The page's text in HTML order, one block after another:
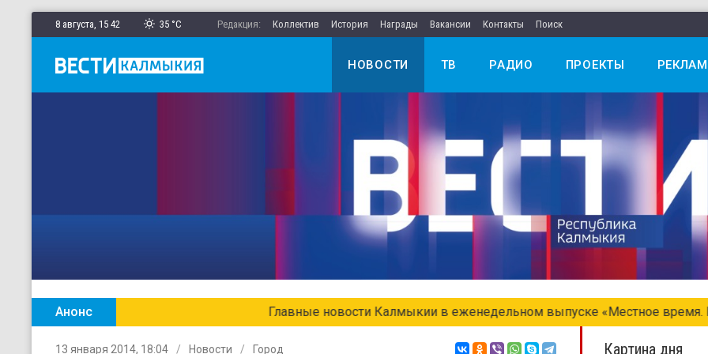
8 августа, 15 42 35 °C Редакция: Коллектив История Награды Вакансии Контакты Поиск
НОВОСТИ ТВ РАДИО ПРОЕКТЫ
Анонс Главные новости Калмыкии в еженедельном выпуске «Местное время. Воскресенье»
13 января 2014, 18:04 Новости Город Картина дня